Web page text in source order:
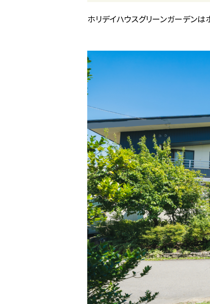
ホリデイハウスグリーンガーデン